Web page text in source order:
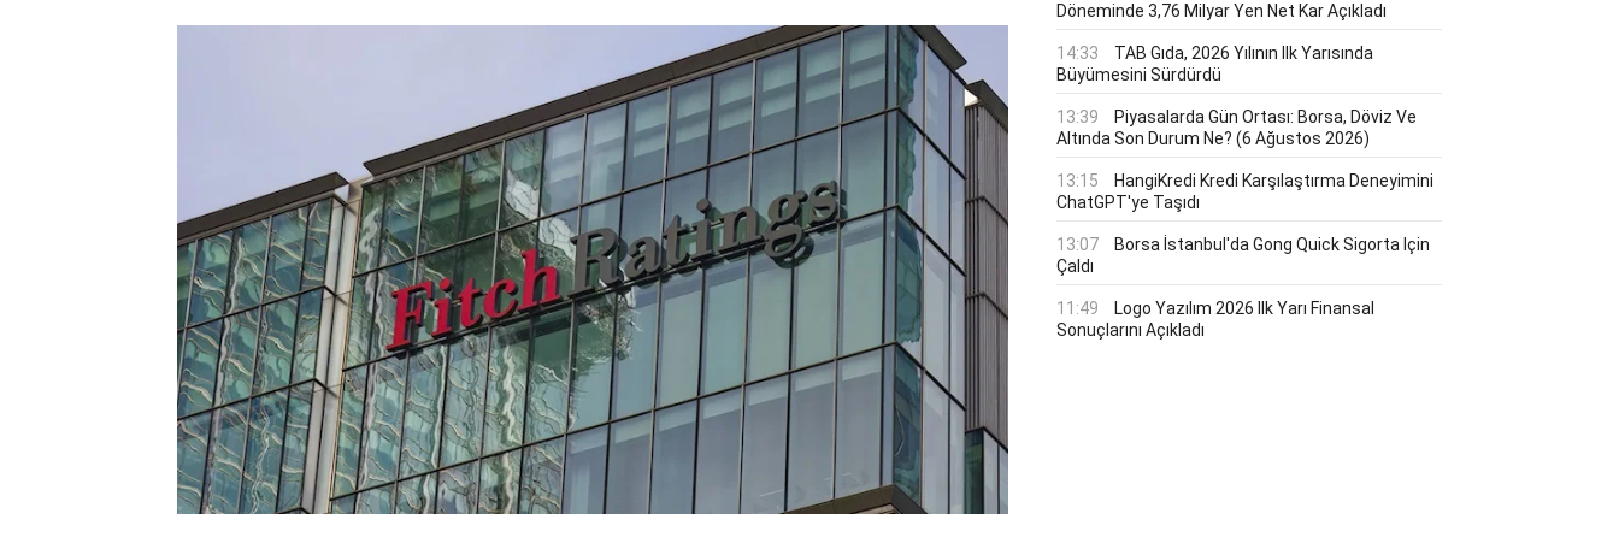
Döneminde 3,76 Milyar Yen Net Kar Açıkladı
14:33
TAB Gıda, 2026 Yılının Ilk Yarısında
Büyümesini Sürdürdü
13:39
Piyasalarda Gün Ortası: Borsa, Döviz Ve
Altında Son Durum Ne? (6 Ağustos 2026)
13:15
HangiKredi Kredi Karşılaştırma Deneyimini
ChatGPT'ye Taşıdı
13:07
Borsa İstanbul'da Gong Quick Sigorta Için
Çaldı
11:49
Logo Yazılım 2026 Ilk Yarı Finansal
Sonuçlarını Açıkladı